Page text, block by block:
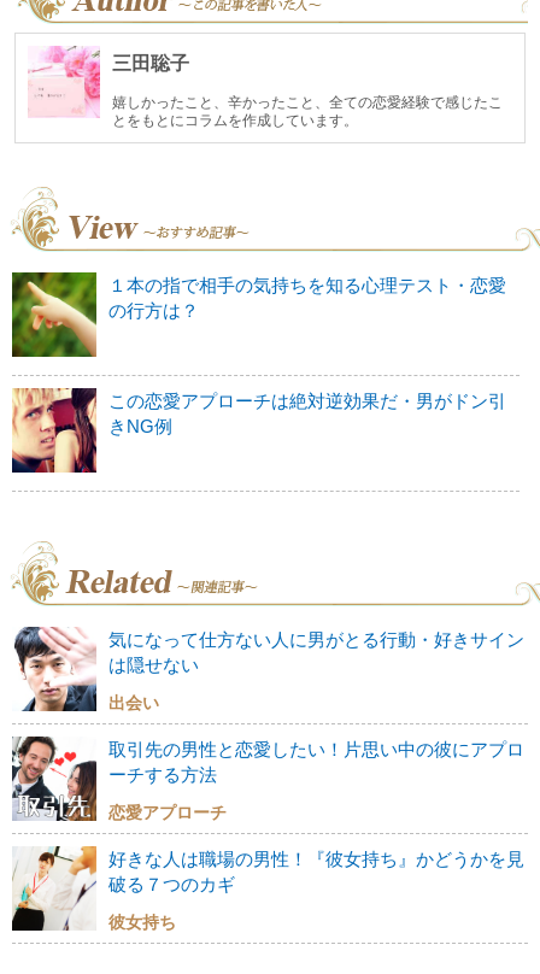
三田聡子
嬉しかったこと、辛かったこと、全ての恋愛経験で感じたこ
とをもとにコラムを作成しています。
１本の指で相手の気持ちを知る心理テスト・恋愛
の行方は？
この恋愛アプローチは絶対逆効果だ・男がドン引
きNG例
気になって仕方ない人に男がとる行動・好きサイン
は隠せない
出会い
取引先の男性と恋愛したい！片思い中の彼にアプロ
ーチする方法
恋愛アプローチ
好きな人は職場の男性！『彼女持ち』かどうかを見
破る７つのカギ
彼女持ち